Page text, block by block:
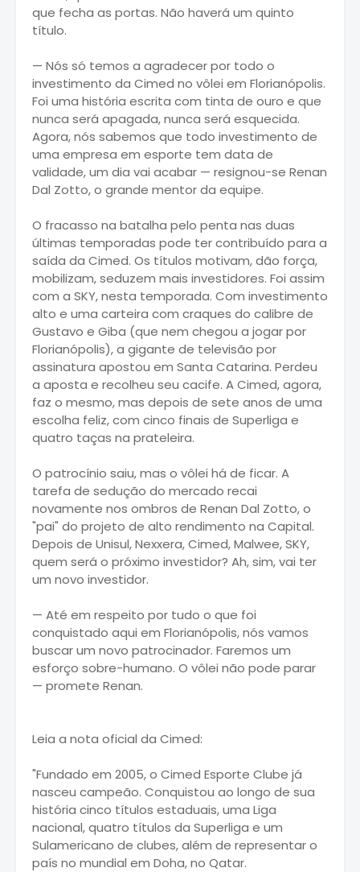
que fecha as portas. Não haverá um quinto
título.
— Nós só temos a agradecer por todo o
investimento da Cimed no vôlei em Florianópolis.
Foi uma história escrita com tinta de ouro e que
nunca será apagada, nunca será esquecida.
Agora, nós sabemos que todo investimento de
uma empresa em esporte tem data de
validade, um dia vai acabar — resignou-se Renan
Dal Zotto, o grande mentor da equipe.
O fracasso na batalha pelo penta nas duas
últimas temporadas pode ter contribuído para a
saída da Cimed. Os títulos motivam, dão força,
mobilizam, seduzem mais investidores. Foi assim
com a SKY, nesta temporada. Com investimento
alto e uma carteira com craques do calibre de
Gustavo e Giba (que nem chegou a jogar por
Florianópolis), a gigante de televisão por
assinatura apostou em Santa Catarina. Perdeu
a aposta e recolheu seu cacife. A Cimed, agora,
faz o mesmo, mas depois de sete anos de uma
escolha feliz, com cinco finais de Superliga e
quatro taças na prateleira.
O patrocínio saiu, mas o vôlei há de ficar. A
tarefa de sedução do mercado recai
novamente nos ombros de Renan Dal Zotto, o
"pai" do projeto de alto rendimento na Capital.
Depois de Unisul, Nexxera, Cimed, Malwee, SKY,
quem será o próximo investidor? Ah, sim, vai ter
um novo investidor.
— Até em respeito por tudo o que foi
conquistado aqui em Florianópolis, nós vamos
buscar um novo patrocinador. Faremos um
esforço sobre-humano. O vôlei não pode parar
— promete Renan.
Leia a nota oficial da Cimed:
"Fundado em 2005, o Cimed Esporte Clube já
nasceu campeão. Conquistou ao longo de sua
história cinco títulos estaduais, uma Liga
nacional, quatro títulos da Superliga e um
Sulamericano de clubes, além de representar o
país no mundial em Doha, no Qatar.